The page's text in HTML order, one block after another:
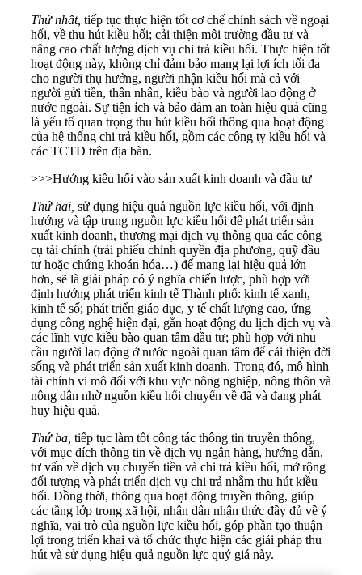
Thứ nhất, tiếp tục thực hiện tốt cơ chế chính sách về ngoại
hối, về thu hút kiều hối; cải thiện môi trường đầu tư và
nâng cao chất lượng dịch vụ chi trả kiều hối. Thực hiện tốt
hoạt động này, không chỉ đảm bảo mang lại lợi ích tối đa
cho người thụ hưởng, người nhận kiều hối mà cả với
người gửi tiền, thân nhân, kiều bào và người lao động ở
nước ngoài. Sự tiện ích và bảo đảm an toàn hiệu quả cũng
là yếu tố quan trọng thu hút kiều hối thông qua hoạt động
của hệ thống chi trả kiều hối, gồm các công ty kiều hối và
các TCTD trên địa bàn.
>>>Hướng kiều hối vào sản xuất kinh doanh và đầu tư
Thứ hai, sử dụng hiệu quả nguồn lực kiều hối, với định
hướng và tập trung nguồn lực kiều hối để phát triển sản
xuất kinh doanh, thương mại dịch vụ thông qua các công
cụ tài chính (trái phiếu chính quyền địa phương, quỹ đầu
tư hoặc chứng khoán hóa…) để mang lại hiệu quả lớn
hơn, sẽ là giải pháp có ý nghĩa chiến lược, phù hợp với
định hướng phát triển kinh tế Thành phố: kinh tế xanh,
kinh tế số; phát triển giáo dục, y tế chất lượng cao, ứng
dụng công nghệ hiện đại, gắn hoạt động du lịch dịch vụ và
các lĩnh vực kiều bào quan tâm đầu tư; phù hợp với nhu
cầu người lao động ở nước ngoài quan tâm để cải thiện đời
sống và phát triển sản xuất kinh doanh. Trong đó, mô hình
tài chính vi mô đối với khu vực nông nghiệp, nông thôn và
nông dân nhờ nguồn kiều hối chuyển về đã và đang phát
huy hiệu quả.
Thứ ba, tiếp tục làm tốt công tác thông tin truyền thông,
với mục đích thông tin về dịch vụ ngân hàng, hướng dẫn,
tư vấn về dịch vụ chuyển tiền và chi trả kiều hối, mở rộng
đối tượng và phát triển dịch vụ chi trả nhằm thu hút kiều
hối. Đồng thời, thông qua hoạt động truyền thông, giúp
các tầng lớp trong xã hội, nhân dân nhận thức đầy đủ về ý
nghĩa, vai trò của nguồn lực kiều hối, góp phần tạo thuận
lợi trong triển khai và tổ chức thực hiện các giải pháp thu
hút và sử dụng hiệu quả nguồn lực quý giá này.